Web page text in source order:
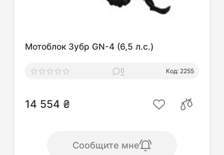
Мотоблок Зубр GN-4 (6,5 л.с.)
0 Код: 2255
14 554 ₴
Сообщите мне